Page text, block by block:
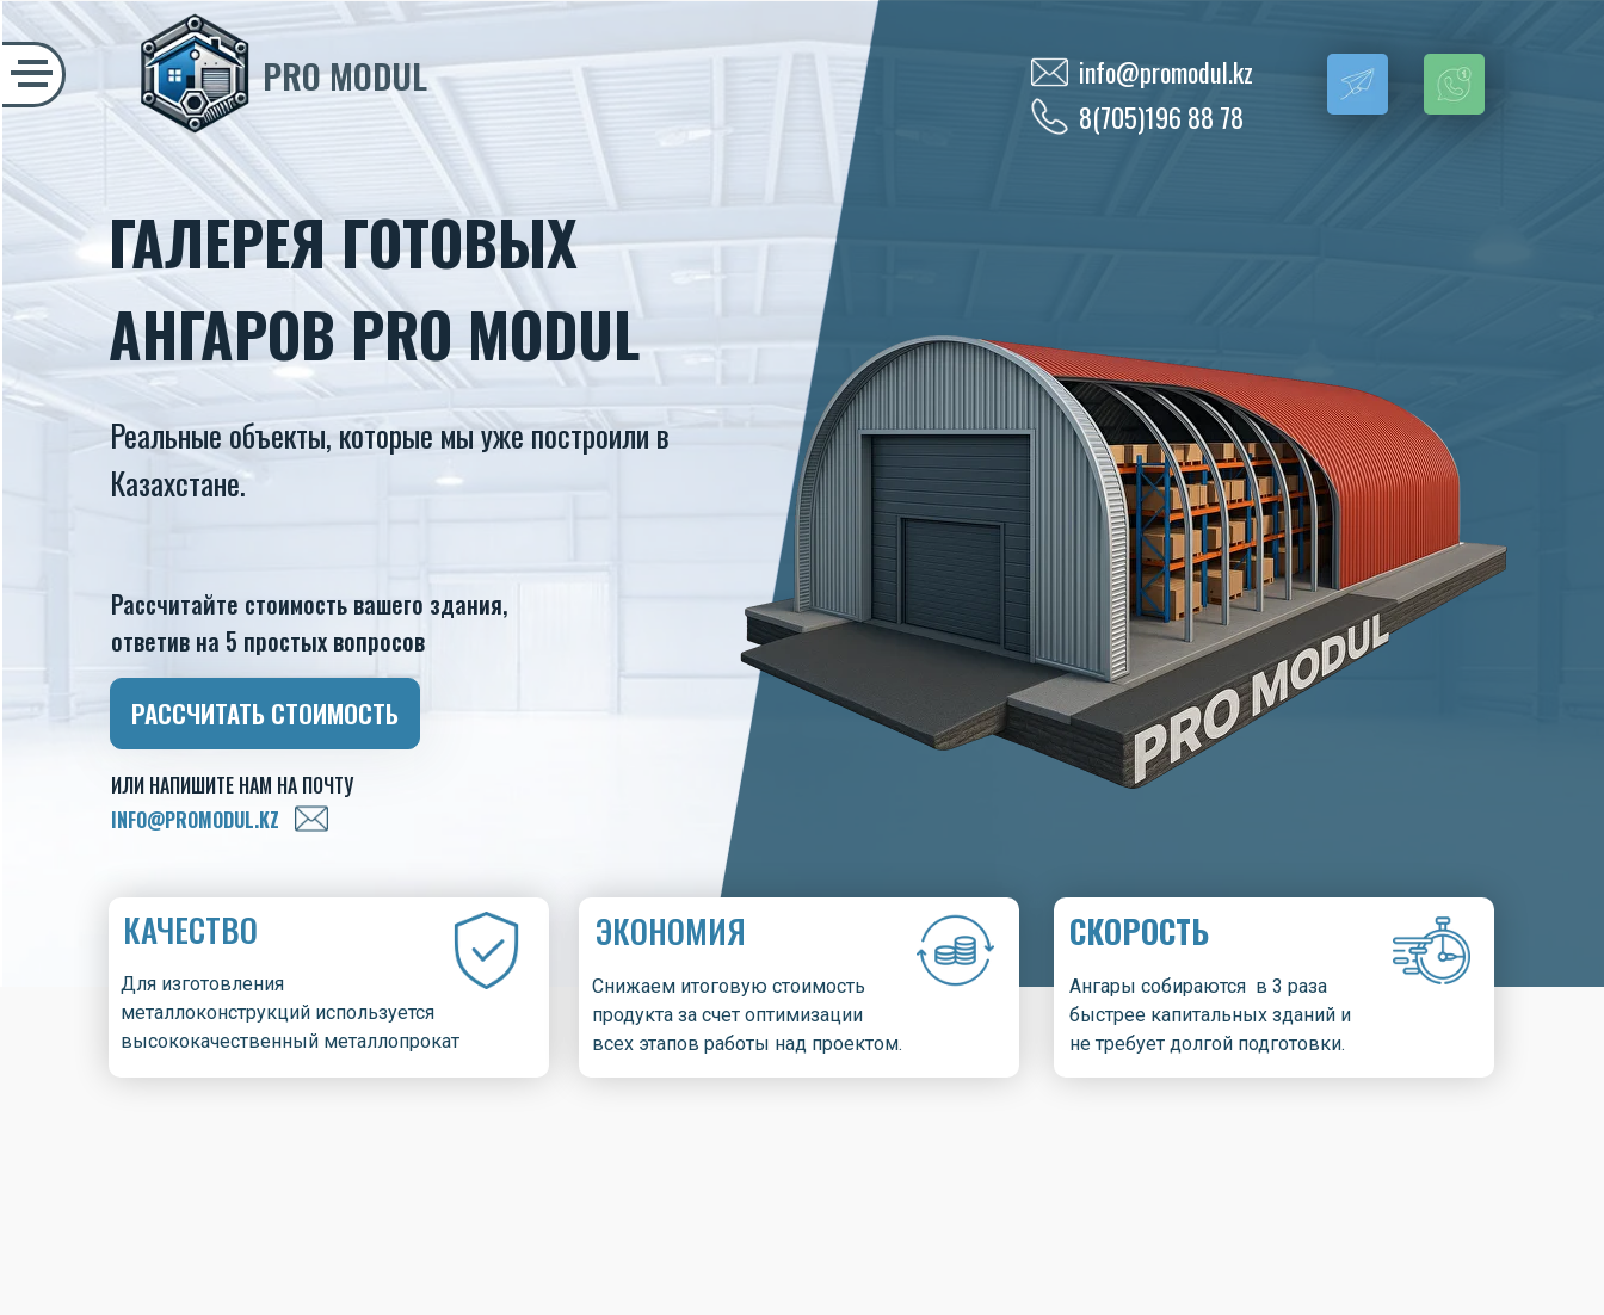
Реальные объекты, которые мы уже построили в
Казахстане.
ГАЛЕРЕЯ ГОТОВЫХ
АНГАРОВ PRO MODUL
Рассчитайте стоимость вашего здания,
ответив на 5 простых вопросов
ИЛИ НАПИШИТЕ НАМ НА ПОЧТУ
РАССЧИТАТЬ СТОИМОСТЬ
INFO@PROMODUL.KZ
info@promodul.kz
8(705)196 88 78
PRO MODUL
КАЧЕСТВО
Для изготовления
металлоконструкций используется
высококачественный металлопрокат
ЭКОНОМИЯ
Снижаем итоговую стоимость
продукта за счет оптимизации
всех этапов работы над проектом.
СКОРОСТЬ
Ангары собираются в 3 раза
быстрее капитальных зданий и
не требует долгой подготовки.